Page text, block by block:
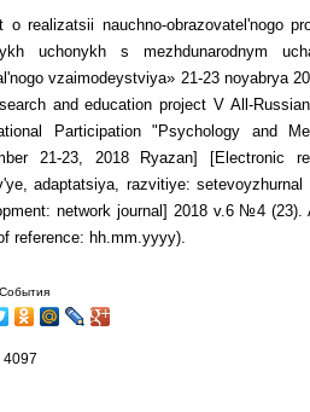
o realizatsii nauchno-obrazovatel'nogo
uchonykh s mezhdunarodnym
vzaimodeystviya» 21-23 noyabrya
and education project V All-
Participation "Psychology and
21-23, 2018 Ryazan] [Electronic
adaptatsiya, razvitiye:
network journal] 2018 v.6 №4 (23).
reference: hh.mm.yyyy).
4097